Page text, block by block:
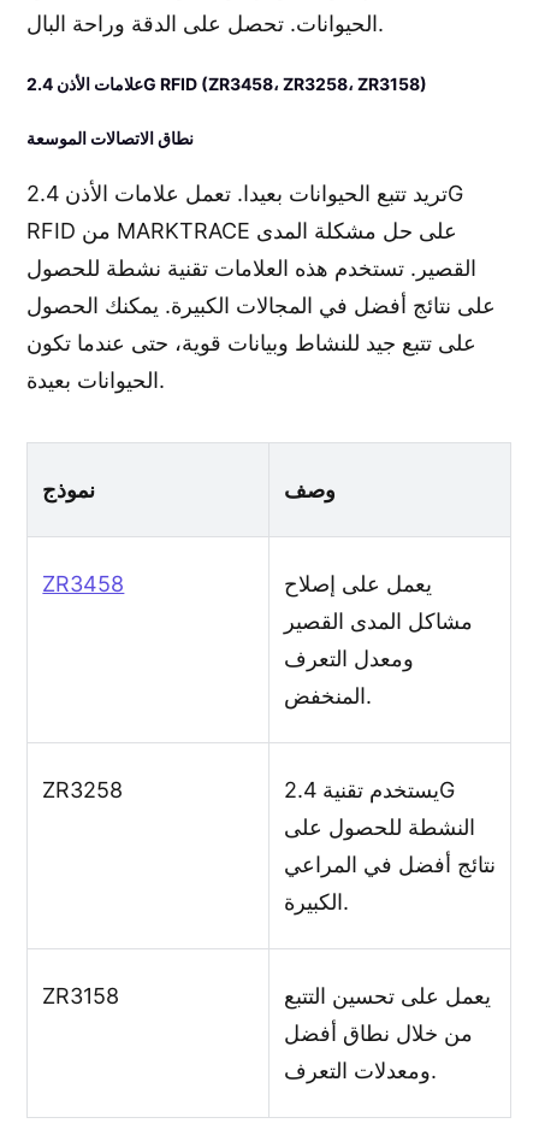
الحيوانات. تحصل على الدقة وراحة البال.
علامات الأذن 2.4G RFID (ZR3458، ZR3258، ZR3158)
نطاق الاتصالات الموسعة
تريد تتبع الحيوانات بعيدا. تعمل علامات الأذن 2.4G
RFID من MARKTRACE على حل مشكلة المدى
القصير. تستخدم هذه العلامات تقنية نشطة للحصول
على نتائج أفضل في المجالات الكبيرة. يمكنك الحصول
على تتبع جيد للنشاط وبيانات قوية، حتى عندما تكون
الحيوانات بعيدة.
نموذج وصف
ZR3458
يعمل على إصلاح
مشاكل المدى القصير
ومعدل التعرف
المنخفض.
ZR3258
يستخدم تقنية 2.4G
النشطة للحصول على
نتائج أفضل في المراعي
الكبيرة.
ZR3158
يعمل على تحسين التتبع
من خلال نطاق أفضل
ومعدلات التعرف.